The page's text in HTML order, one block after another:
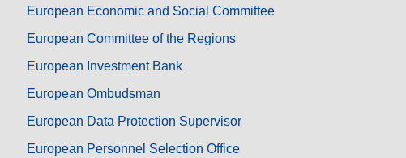
European Economic and Social Committee
European Committee of the Regions
European Investment Bank
European Ombudsman
European Data Protection Supervisor
European Personnel Selection Office